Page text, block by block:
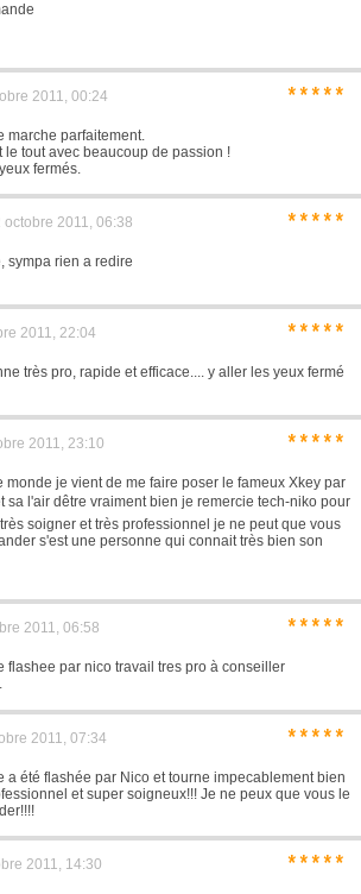
2011, 00:24 *****
marche parfaitement.
le tout avec beaucoup de passion !
fermés.
octobre 2011, 06:38 *****
sympa rien a redire
2011, 22:04 *****
très pro, rapide et efficace.... y aller les yeux fermé
2011, 23:10 *****
monde je vient de me faire poser le fameux Xkey par
sa l'air dêtre vraiment bien je remercie tech-niko pour
soigner et très professionnel je ne peut que vous
s'est une personne qui connait très bien son
2011, 06:58 *****
flashee par nico travail tres pro à conseiller
2011, 07:34 *****
a été flashée par Nico et tourne impecablement bien
et super soigneux!!! Je ne peux que vous le
2011, 14:30 *****